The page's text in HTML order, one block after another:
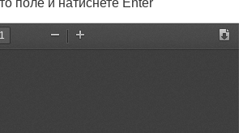
поле и натиснете Enter